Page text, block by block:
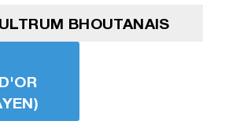
BHOUTANAIS